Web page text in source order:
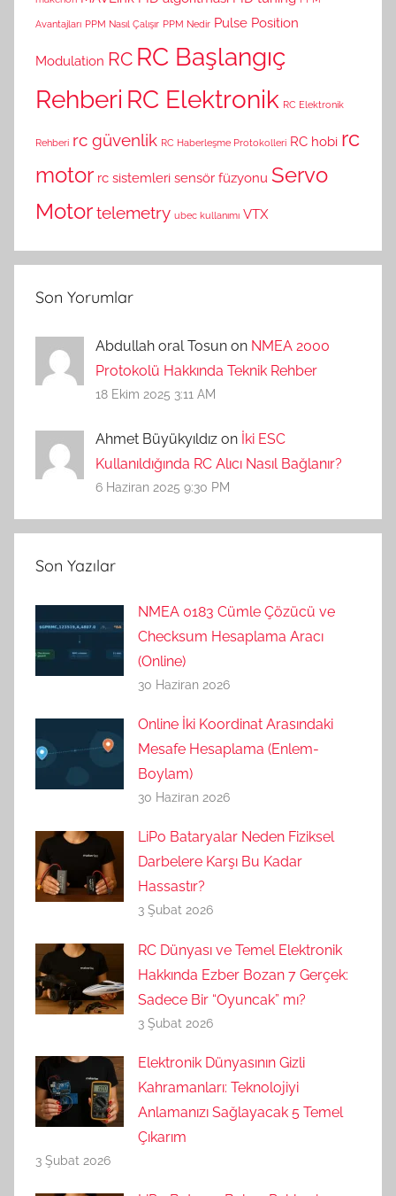
Avantajları PPM Nasıl Çalışır PPM Nedir Pulse Position
Modulation RC RC Başlangıç
Rehberi RC Elektronik RC Elektronik
Rehberi rc güvenlik RC Haberleşme Protokolleri RC hobi rc
motor rc sistemleri sensör füzyonu Servo
Motortelemetry ubec kullanımı VTX
Son Yorumlar
Abdullah oral Tosun on NMEA 2000
Protokolü Hakkında Teknik Rehber
18 Ekim 2025 3:11 AM
Ahmet Büyükyıldız on İki ESC
Kullanıldığında RC Alıcı Nasıl Bağlanır?
6 Haziran 2025 9:30 PM
Son Yazılar
NMEA 0183 Cümle Çözücü ve
Checksum Hesaplama Aracı
(Online)
30 Haziran 2026
Online İki Koordinat Arasındaki
Mesafe Hesaplama (Enlem-
Boylam)
30 Haziran 2026
LiPo Bataryalar Neden Fiziksel
Darbelere Karşı Bu Kadar
Hassastır?
3 Şubat 2026
RC Dünyası ve Temel Elektronik
Hakkında Ezber Bozan 7 Gerçek:
Sadece Bir “Oyuncak” mı?
3 Şubat 2026
Elektronik Dünyasının Gizli
Kahramanları: Teknolojiyi
Anlamanızı Sağlayacak 5 Temel
Çıkarım
3 Şubat 2026